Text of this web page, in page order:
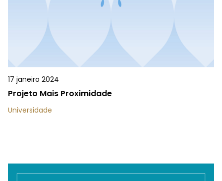
17 janeiro 2024
Projeto Mais Proximidade
Universidade